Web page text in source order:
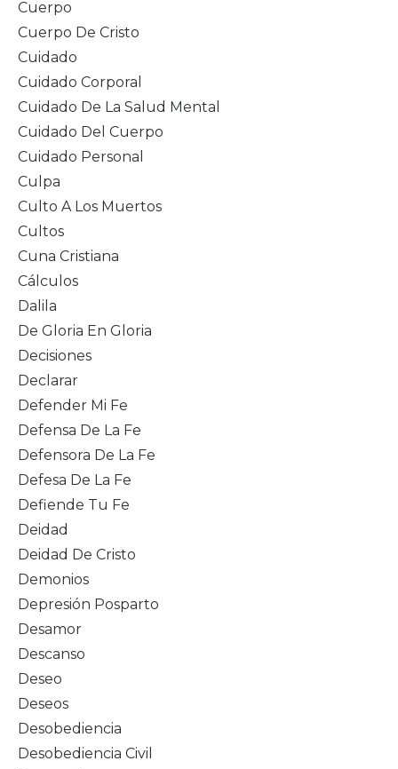
Cuerpo
Cuerpo De Cristo
Cuidado
Cuidado Corporal
Cuidado De La Salud Mental
Cuidado Del Cuerpo
Cuidado Personal
Culpa
Culto A Los Muertos
Cultos
Cuna Cristiana
Cálculos
Dalila
De Gloria En Gloria
Decisiones
Declarar
Defender Mi Fe
Defensa De La Fe
Defensora De La Fe
Defesa De La Fe
Defiende Tu Fe
Deidad
Deidad De Cristo
Demonios
Depresión Posparto
Desamor
Descanso
Deseo
Deseos
Desobediencia
Desobediencia Civil